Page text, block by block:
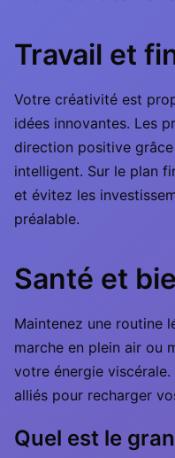
Travail et
Votre créativité est
idées innovantes. Les
direction positive
intelligent. Sur le plan
et évitez les
préalable.
Santé et
Maintenez une routine
marche en plein air ou
votre énergie
alliés pour recharger
Quel est le